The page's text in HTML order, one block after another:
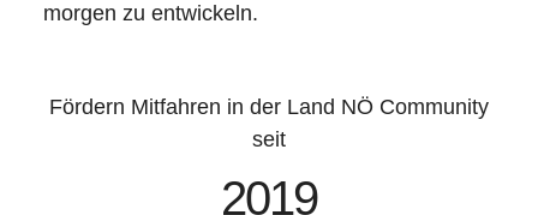
Fördern Mitfahren in der Land NÖ Community
seit
2019
morgen zu entwickeln.